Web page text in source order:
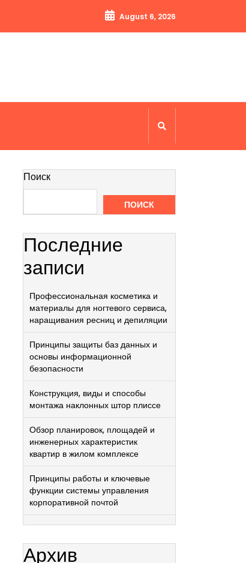
August 6, 2026
Поиск
ПОИСК
Последние
записи
Профессиональная косметика и
материалы для ногтевого сервиса,
наращивания ресниц и депиляции
Принципы защиты баз данных и
основы информационной
безопасности
Конструкция, виды и способы
монтажа наклонных штор плиссе
Обзор планировок, площадей и
инженерных характеристик
квартир в жилом комплексе
Принципы работы и ключевые
функции системы управления
корпоративной почтой
Архив